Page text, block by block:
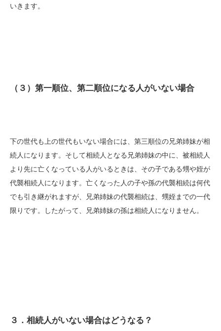
いきます。
（３）第一順位、第二順位になる人がいない場合
下の世代も上の世代もいない場合には、第三順位の兄弟姉妹が相
続人になります。そして相続人となる兄弟姉妹の中に、被相続人
より先に亡くなっている人がいるときは、その子である甥や姪が
代襲相続人になります。亡くなった人の子や孫の代襲相続は何代
でも引き継がれますが、兄弟姉妹の代襲相続は、甥姪までの一代
限りです。したがって、兄弟姉妹の孫は相続人になりません。
３．相続人がいない場合はどうなる？